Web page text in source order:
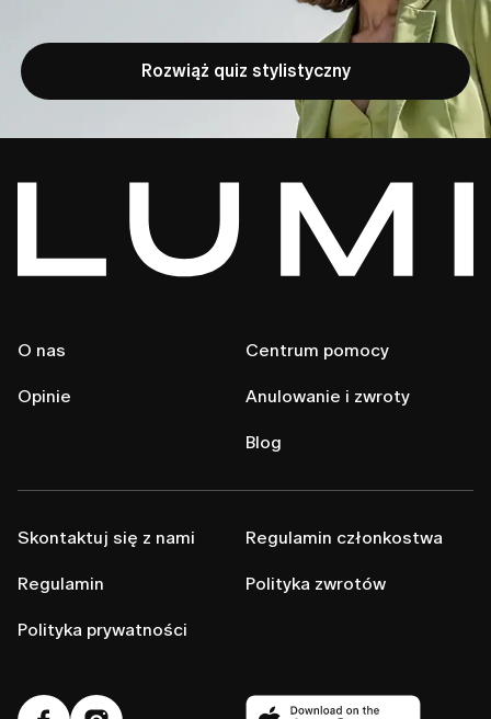
Rozwiąż quiz stylistyczny
O nas
Opinie
Centrum pomocy
Anulowanie i zwroty
Blog
Skontaktuj się z nami
Regulamin
Polityka prywatności
Regulamin członkostwa
Polityka zwrotów